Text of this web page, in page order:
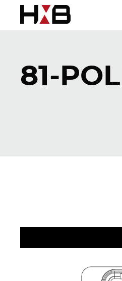
81-